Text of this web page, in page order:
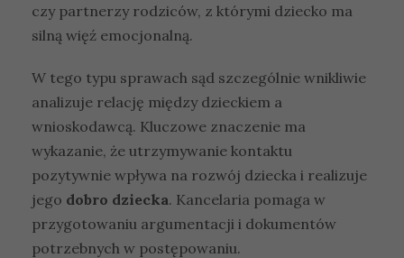
czy partnerzy rodziców, z którymi dziecko ma
silną więź emocjonalną.
W tego typu sprawach sąd szczególnie wnikliwie
analizuje relację między dzieckiem a
wnioskodawcą. Kluczowe znaczenie ma
wykazanie, że utrzymywanie kontaktu
pozytywnie wpływa na rozwój dziecka i realizuje
jego dobro dziecka. Kancelaria pomaga w
przygotowaniu argumentacji i dokumentów
potrzebnych w postępowaniu.